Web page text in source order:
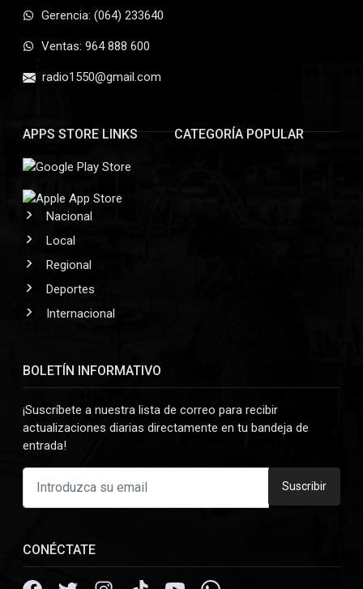
Gerencia: (064) 233640
Ventas: 964 888 600
radio1550@gmail.com
APPS STORE LINKS CATEGORÍA POPULAR
Nacional
Local
Regional
Deportes
Internacional
BOLETÍN INFORMATIVO
¡Suscríbete a nuestra lista de correo para recibir
actualizaciones diarias directamente en tu bandeja de
entrada!
Suscribir
CONÉCTATE